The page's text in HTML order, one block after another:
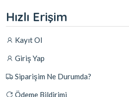
Hızlı Erişim
Kayıt Ol
Giriş Yap
Siparişim Ne Durumda?
Ödeme Bildirimi